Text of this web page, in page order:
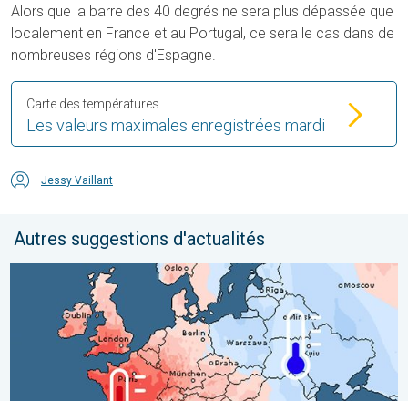
Alors que la barre des 40 degrés ne sera plus dépassée que
localement en France et au Portugal, ce sera le cas dans de
nombreuses régions d'Espagne.
Les valeurs maximales enregistrées mardi
Carte des températures
Jessy Vaillant
Autres suggestions d'actualités
Grands contrastes météo en juillet. En Europe. . . lundi 3 août